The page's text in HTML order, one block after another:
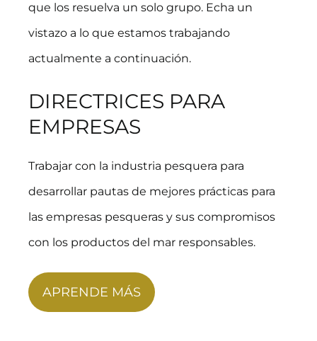
que los resuelva un solo grupo. Echa un
vistazo a lo que estamos trabajando
actualmente a continuación.
DIRECTRICES PARA
EMPRESAS
Trabajar con la industria pesquera para
desarrollar pautas de mejores prácticas para
las empresas pesqueras y sus compromisos
con los productos del mar responsables.
APRENDE MÁS